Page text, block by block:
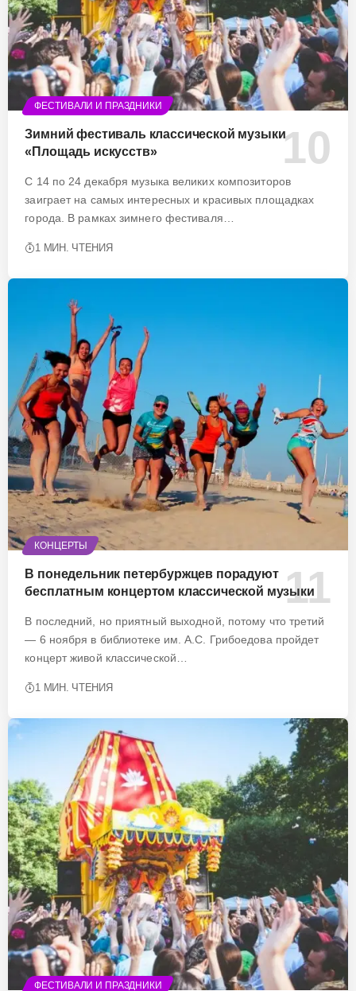
ФЕСТИВАЛИ И ПРАЗДНИКИ
Зимний фестиваль классической музыки
«Площадь искусств»
С 14 по 24 декабря музыка великих композиторов
заиграет на самых интересных и красивых площадках
города. В рамках зимнего фестиваля…
1 МИН. ЧТЕНИЯ
КОНЦЕРТЫ
В понедельник петербуржцев порадуют
бесплатным концертом классической музыки
В последний, но приятный выходной, потому что третий
— 6 ноября в библиотеке им. А.С. Грибоедова пройдет
концерт живой классической…
1 МИН. ЧТЕНИЯ
ФЕСТИВАЛИ И ПРАЗДНИКИ